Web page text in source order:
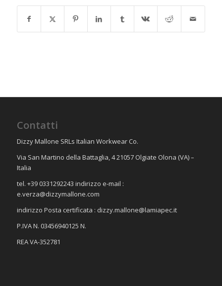
Contatti
Dizzy Mallone SRLs Italian Workwear Co.
Via San Martino della Battaglia, 4 21057 Olgiate Olona (VA) –
Italia
tel. +39 0331292243 indirizzo e-mail :
e.verza@dizzymallone.com
indirizzo Posta certificata : dizzy.mallone@lamiapec.it
P.IVA N. 03456940125 N.
REA VA-352781